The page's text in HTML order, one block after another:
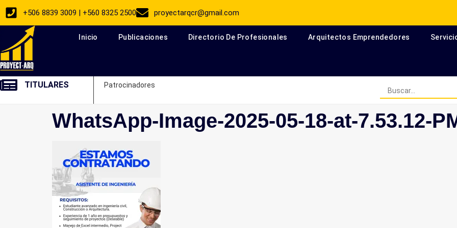
+506 8839 3009 | +560 8325 2500 proyectarqcr@gmail.com
Inicio Publicaciones Directorio De Profesionales Arquitectos Emprendedores
TITULARES Patrocinadores
WhatsApp-Image-2025-05-18-at-7.53.12-